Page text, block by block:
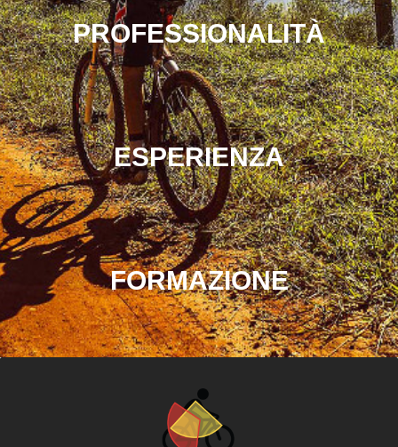
PROFESSIONALITÀ
ESPERIENZA
FORMAZIONE